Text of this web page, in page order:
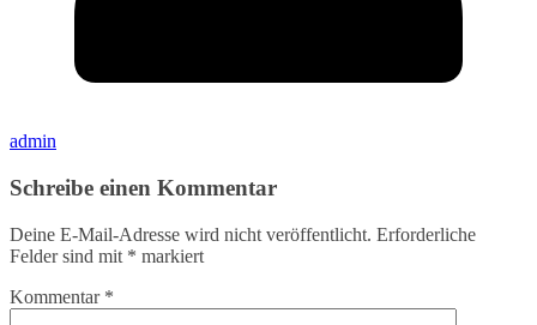
admin
Schreibe einen Kommentar
Deine E-Mail-Adresse wird nicht veröffentlicht. Erforderliche
Felder sind mit * markiert
Kommentar *